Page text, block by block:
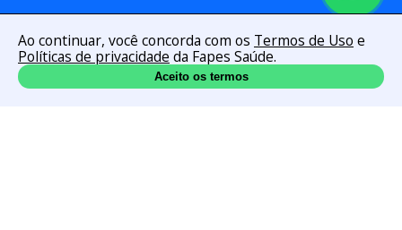
Ao continuar, você concorda com os Termos de Uso e
Políticas de privacidade da Fapes Saúde.
Aceito os termos